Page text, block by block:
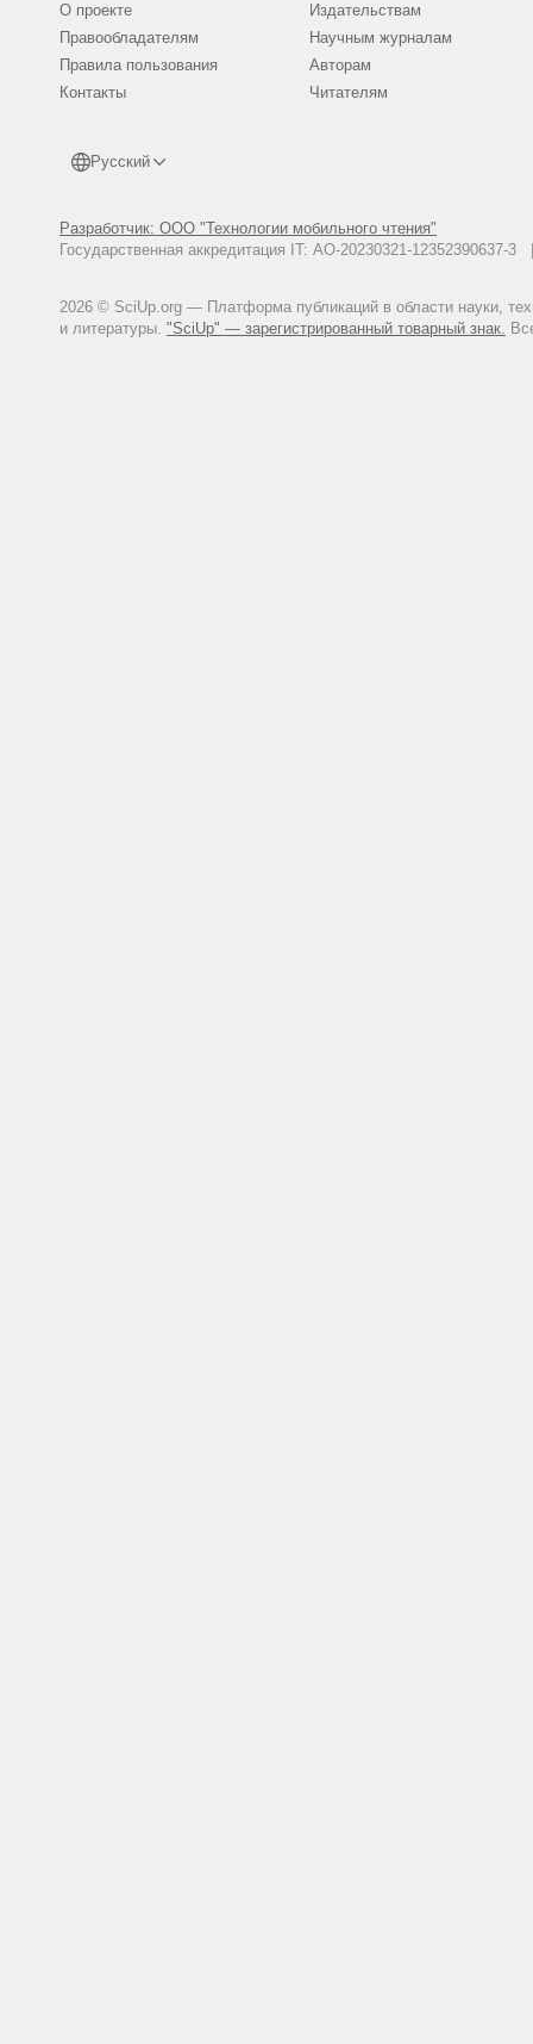
О проекте
Правообладателям
Правила пользования
Контакты
Русский
Разработчик: ООО "Технологии мобильного чтения"
Государственная аккредитация IT: АО-20230321-
2026 © SciUp.org — Платформа публикаций в области науки,
и литературы. "SciUp" — зарегистрированный товарный знак.
Издательствам
Научным журналам
Авторам
Читателям